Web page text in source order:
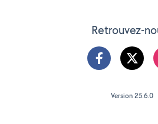
Retrouvez-
Version 25.6.0